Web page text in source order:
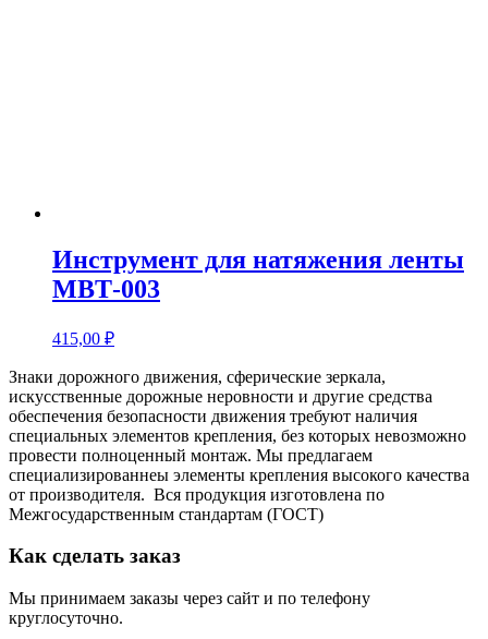
Инструмент для натяжения ленты
МВТ-003
415,00 ₽
Знаки дорожного движения, сферические зеркала,
искусственные дорожные неровности и другие средства
обеспечения безопасности движения требуют наличия
специальных элементов крепления, без которых невозможно
провести полноценный монтаж. Мы предлагаем
специализированнеы элементы крепления высокого качества
от производителя. Вся продукция изготовлена по
Межгосударственным стандартам (ГОСТ)
Как сделать заказ
Мы принимаем заказы через сайт и по телефону
круглосуточно.